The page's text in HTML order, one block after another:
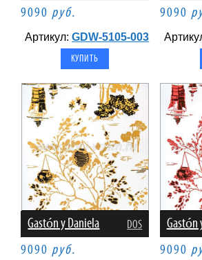
9090 руб.
Артикул:GDW-5105-003
9090
Gastón y Daniela DOS
9090 руб.
Gastón
9090